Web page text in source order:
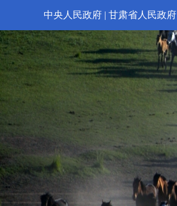
中央人民政府 | 甘肃省人民政府